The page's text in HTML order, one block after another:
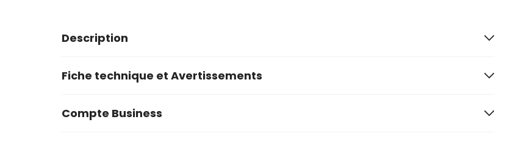
Description
Fiche technique et Avertissements
Compte Business